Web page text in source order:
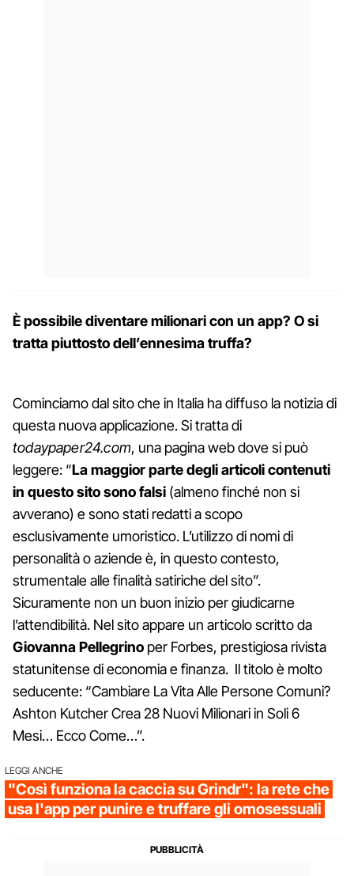
È possibile diventare milionari con un app? O si
tratta piuttosto dell’ennesima truffa?
Cominciamo dal sito che in Italia ha diffuso la notizia di
questa nuova applicazione. Si tratta di
todaypaper24.com, una pagina web dove si può
leggere: “La maggior parte degli articoli contenuti
in questo sito sono falsi (almeno finché non si
avverano) e sono stati redatti a scopo
esclusivamente umoristico. L’utilizzo di nomi di
personalità o aziende è, in questo contesto,
strumentale alle finalità satiriche del sito”.
Sicuramente non un buon inizio per giudicarne
l’attendibilità. Nel sito appare un articolo scritto da
Giovanna Pellegrino per Forbes, prestigiosa rivista
statunitense di economia e finanza. Il titolo è molto
seducente: “Cambiare La Vita Alle Persone Comuni?
Ashton Kutcher Crea 28 Nuovi Milionari in Soli 6
Mesi… Ecco Come…”.
LEGGI ANCHE
"Così funziona la caccia su Grindr": la rete che
usa l'app per punire e truffare gli omosessuali